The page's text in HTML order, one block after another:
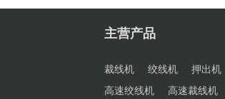
主营产品
裁线机 绞线机 押出机
高速绞线机
高速裁线机